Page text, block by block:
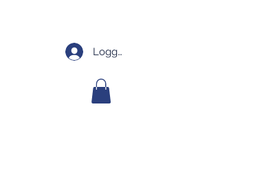
Logg inn